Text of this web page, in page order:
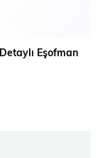
Eşofman